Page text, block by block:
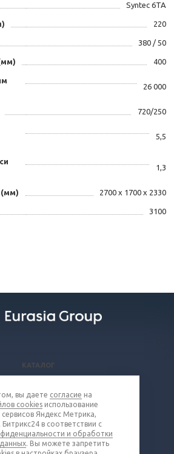
Syntec 6TA
220
380 / 50
400
26 000
720/250
5,5
1,3
(мм) 2700 х 1700 х 2330
3100
КАТАЛОГ
КОМПАНИЯ
КОНТАКТЫ
8 (800) 302-16-85
вы даете согласие на
cookies использование
сервисов Яндекс Метрика,
в соответствии с
и обработки
. Вы можете запретить